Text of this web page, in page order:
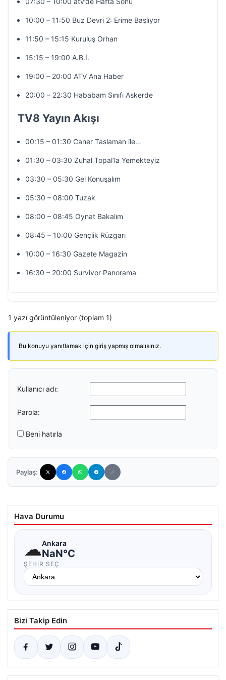
10:00 – 11:50 Buz Devri 2: Erime Başlıyor
11:50 – 15:15 Kuruluş Orhan
15:15 – 19:00 A.B.İ.
19:00 – 20:00 ATV Ana Haber
20:00 – 22:30 Hababam Sınıfı Askerde
TV8 Yayın Akışı
00:15 – 01:30 Caner Taslaman ile…
01:30 – 03:30 Zuhal Topal’la Yemekteyiz
03:30 – 05:30 Gel Konuşalım
05:30 – 08:00 Tuzak
08:00 – 08:45 Oynat Bakalım
08:45 – 10:00 Gençlik Rüzgarı
10:00 – 16:30 Gazete Magazin
16:30 – 20:00 Survivor Panorama
1 yazı görüntüleniyor (toplam 1)
Bu konuyu yanıtlamak için giriş yapmış olmalısınız.
Kullanıcı adı:
Parola:
Beni hatırla
Paylaş:
Hava Durumu
☁Ankara
NaN°C
ŞEHIR SEÇ
Bizi Takip Edin